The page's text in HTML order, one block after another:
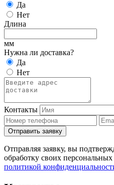
Да
Нет
Длина
мм
Нужна ли доставка?
Да
Нет
Контакты
Отправить заявку
Отправляя заявку, вы
обработку своих
политикой